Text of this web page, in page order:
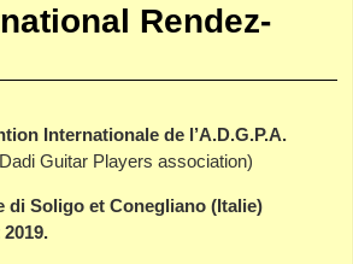
Rendez-
Internationale de l’A.D.G.P.A.
Guitar Players association)
di Soligo et Conegliano (Italie)